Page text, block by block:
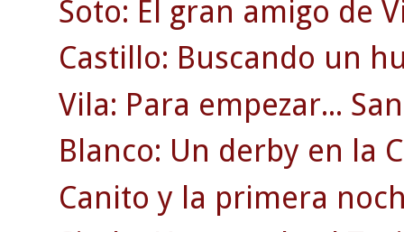
Soto: El gran amigo de
Castillo: Buscando un
Vila: Para empezar...
Blanco: Un derby en la
Canito y la primera